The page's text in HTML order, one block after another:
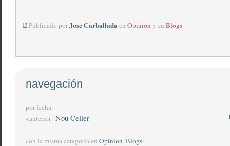
Publicado porJose Carballadaen Opinion y en Blogs
navegación
por fecha:
«anterior | Nou Celler
con la misma categoría en Opinion,Blogs: